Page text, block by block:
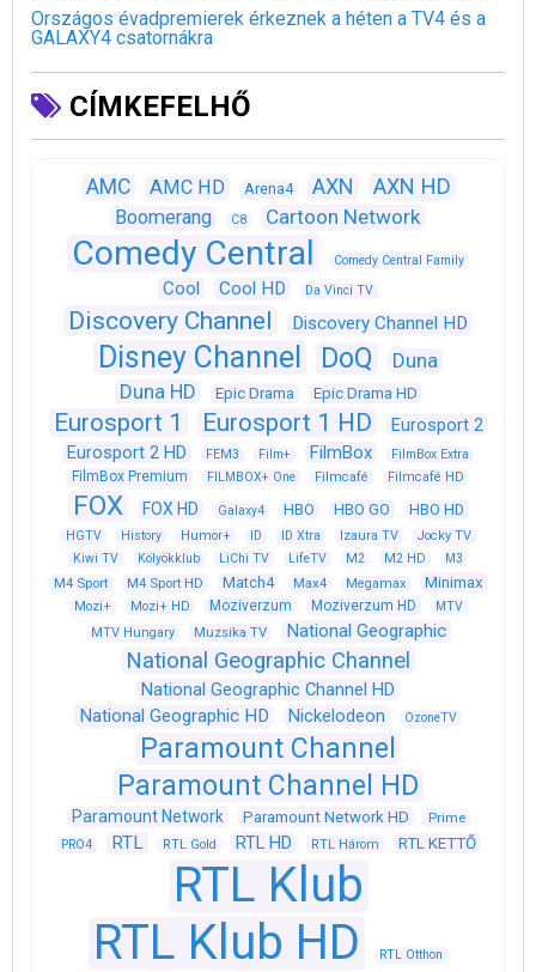
Országos évadpremierek érkeznek a héten a TV4 és a
GALAXY4 csatornákra
CÍMKEFELHŐ
AMC AMC HD Arena4 AXN AXN HD
Boomerang C8 Cartoon Network
Comedy Central Comedy Central Family
Cool Cool HD Da Vinci TV
Discovery Channel Discovery Channel HD
Disney Channel DoQ
Duna
Duna HD
Epic Drama Epic Drama HD
Eurosport 1 Eurosport 1 HD
Eurosport 2
Eurosport 2 HD
FEM3 Film+ FilmBox FilmBox Extra
FilmBox Premium FILMBOX+ One Filmcafé Filmcafé HD
FOX FOX HD Galaxy4 HBO HBO GO HBO HD
HGTV History Humor+ ID ID Xtra Izaura TV
Jocky TV
Kiwi TV
Kölyökklub LiChi TV LifeTV M2 M2 HD M3
M4 Sport M4 Sport HD Match4 Max4 Megamax Minimax
Mozi+ Mozi+ HD Moziverzum Moziverzum HD
MTV
MTV Hungary
Muzsika TV National Geographic
National Geographic Channel
National Geographic Channel HD
National Geographic HD
Nickelodeon OzoneTV
Paramount Channel
Paramount Channel HD
Paramount Network Paramount Network HD Prime
PRO4 RTL RTL Gold RTL HD RTL Három RTL KETTŐ
RTL Klub
RTL Klub HD
RTL Otthon